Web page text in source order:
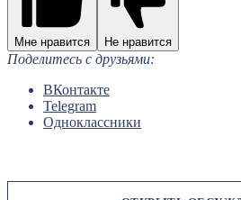
Мне нравится Не нравится
Поделитесь с друзьями:
ВКонтакте
Telegram
Одноклассники